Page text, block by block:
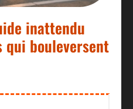
inattendu
qui bouleversent